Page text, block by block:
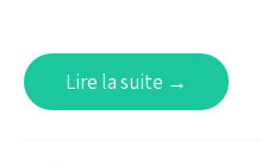
Lire la suite →